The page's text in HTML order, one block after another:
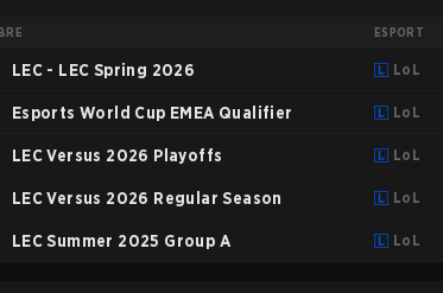
ESPORT
LEC - LEC Spring 2026 LoL
Esports World Cup EMEA Qualifier LoL
LEC Versus 2026 Playoffs LoL
LEC Versus 2026 Regular Season LoL
LEC Summer 2025 Group A LoL